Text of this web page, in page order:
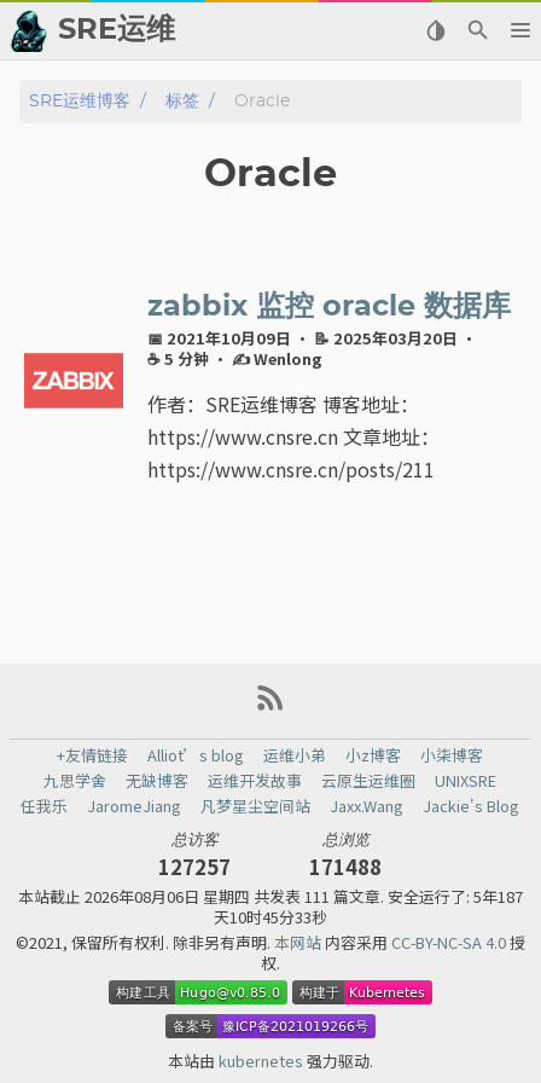
SRE运维
📂 归档
标签
SRE运维博客 标签 Oracle
Oracle
zabbix 监控 oracle 数据库
📅 2021年10月09日 · 📝 2025年03月20日 ·
☕ 5 分钟 · ✍ Wenlong
作者：SRE运维博客 博客地址：
https://www.cnsre.cn 文章地址：
https://www.cnsre.cn/posts/211
+友情链接 Alliot’s blog 运维小弟 小z博客
小柒博客
九思学舍
无缺博客 运维开发故事 云原生运维圈
UNIXSRE
任我乐
JaromeJiang 凡梦星尘空间站 Jaxx.Wang Jackie's Blog
总访客
127257
总浏览
171488
本站截止 2026年08月06日 星期四 共发表 111 篇文章. 安全运行了: 5年187
天10时45分33秒
©2021, 保留所有权利. 除非另有声明. 本网站 内容采用 CC-BY-NC-SA 4.0授
权.
本站由 kubernetes 强力驱动.